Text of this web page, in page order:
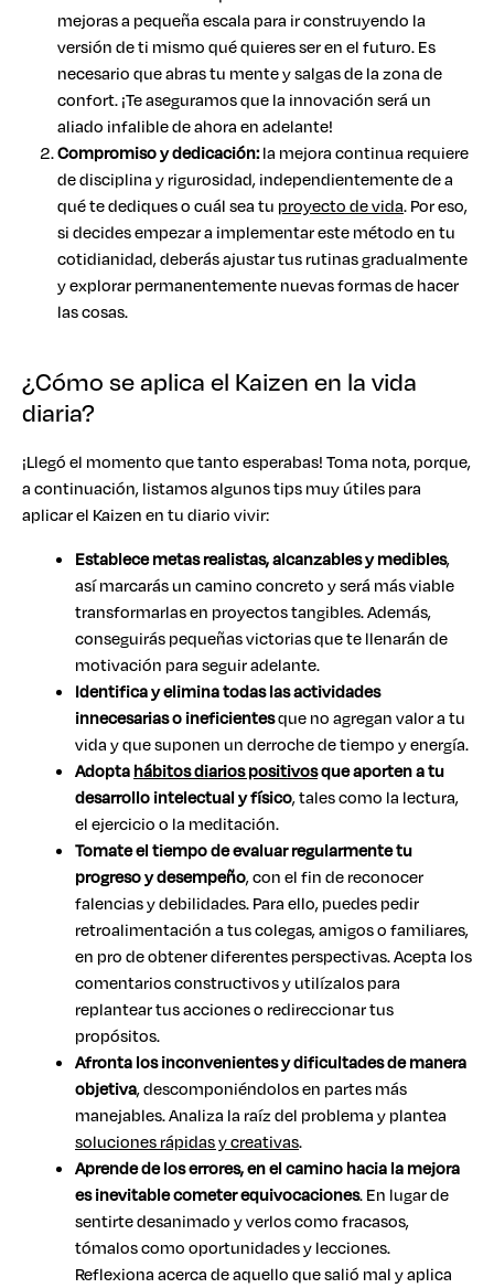
mejoras a pequeña escala para ir construyendo la
versión de ti mismo qué quieres ser en el futuro. Es
necesario que abras tu mente y salgas de la zona de
confort. ¡Te aseguramos que la innovación será un
aliado infalible de ahora en adelante!
Compromiso y dedicación:la mejora continua requiere
de disciplina y rigurosidad, independientemente de a
qué te dediques o cuál sea tu proyecto de vida. Por eso,
si decides empezar a implementar este método en tu
cotidianidad, deberás ajustar tus rutinas gradualmente
y explorar permanentemente nuevas formas de hacer
las cosas.
¿Cómo se aplica el Kaizen en la vida
diaria?
¡Llegó el momento que tanto esperabas! Toma nota, porque,
a continuación, listamos algunos tips muy útiles para
aplicar el Kaizen en tu diario vivir:
Establece metas realistas, alcanzables y medibles,
así marcarás un camino concreto y será más viable
transformarlas en proyectos tangibles. Además,
conseguirás pequeñas victorias que te llenarán de
motivación para seguir adelante.
Identifica y elimina todas las actividades
innecesarias o ineficientesque no agregan valor a tu
vida y que suponen un derroche de tiempo y energía.
Adoptahábitos diarios positivosque aporten a tu
desarrollo intelectual y físico, tales como la lectura,
el ejercicio o la meditación.
Tomate el tiempo de evaluar regularmente tu
progreso y desempeño, con el fin de reconocer
falencias y debilidades. Para ello, puedes pedir
retroalimentación a tus colegas, amigos o familiares,
en pro de obtener diferentes perspectivas. Acepta los
comentarios constructivos y utilízalos para
replantear tus acciones o redireccionar tus
propósitos.
Afronta los inconvenientes y dificultades de manera
objetiva, descomponiéndolos en partes más
manejables. Analiza la raíz del problema y plantea
soluciones rápidas y creativas.
Aprende de los errores, en el camino hacia la mejora
es inevitable cometer equivocaciones. En lugar de
sentirte desanimado y verlos como fracasos,
tómalos como oportunidades y lecciones.
Reflexiona acerca de aquello que salió mal y aplica